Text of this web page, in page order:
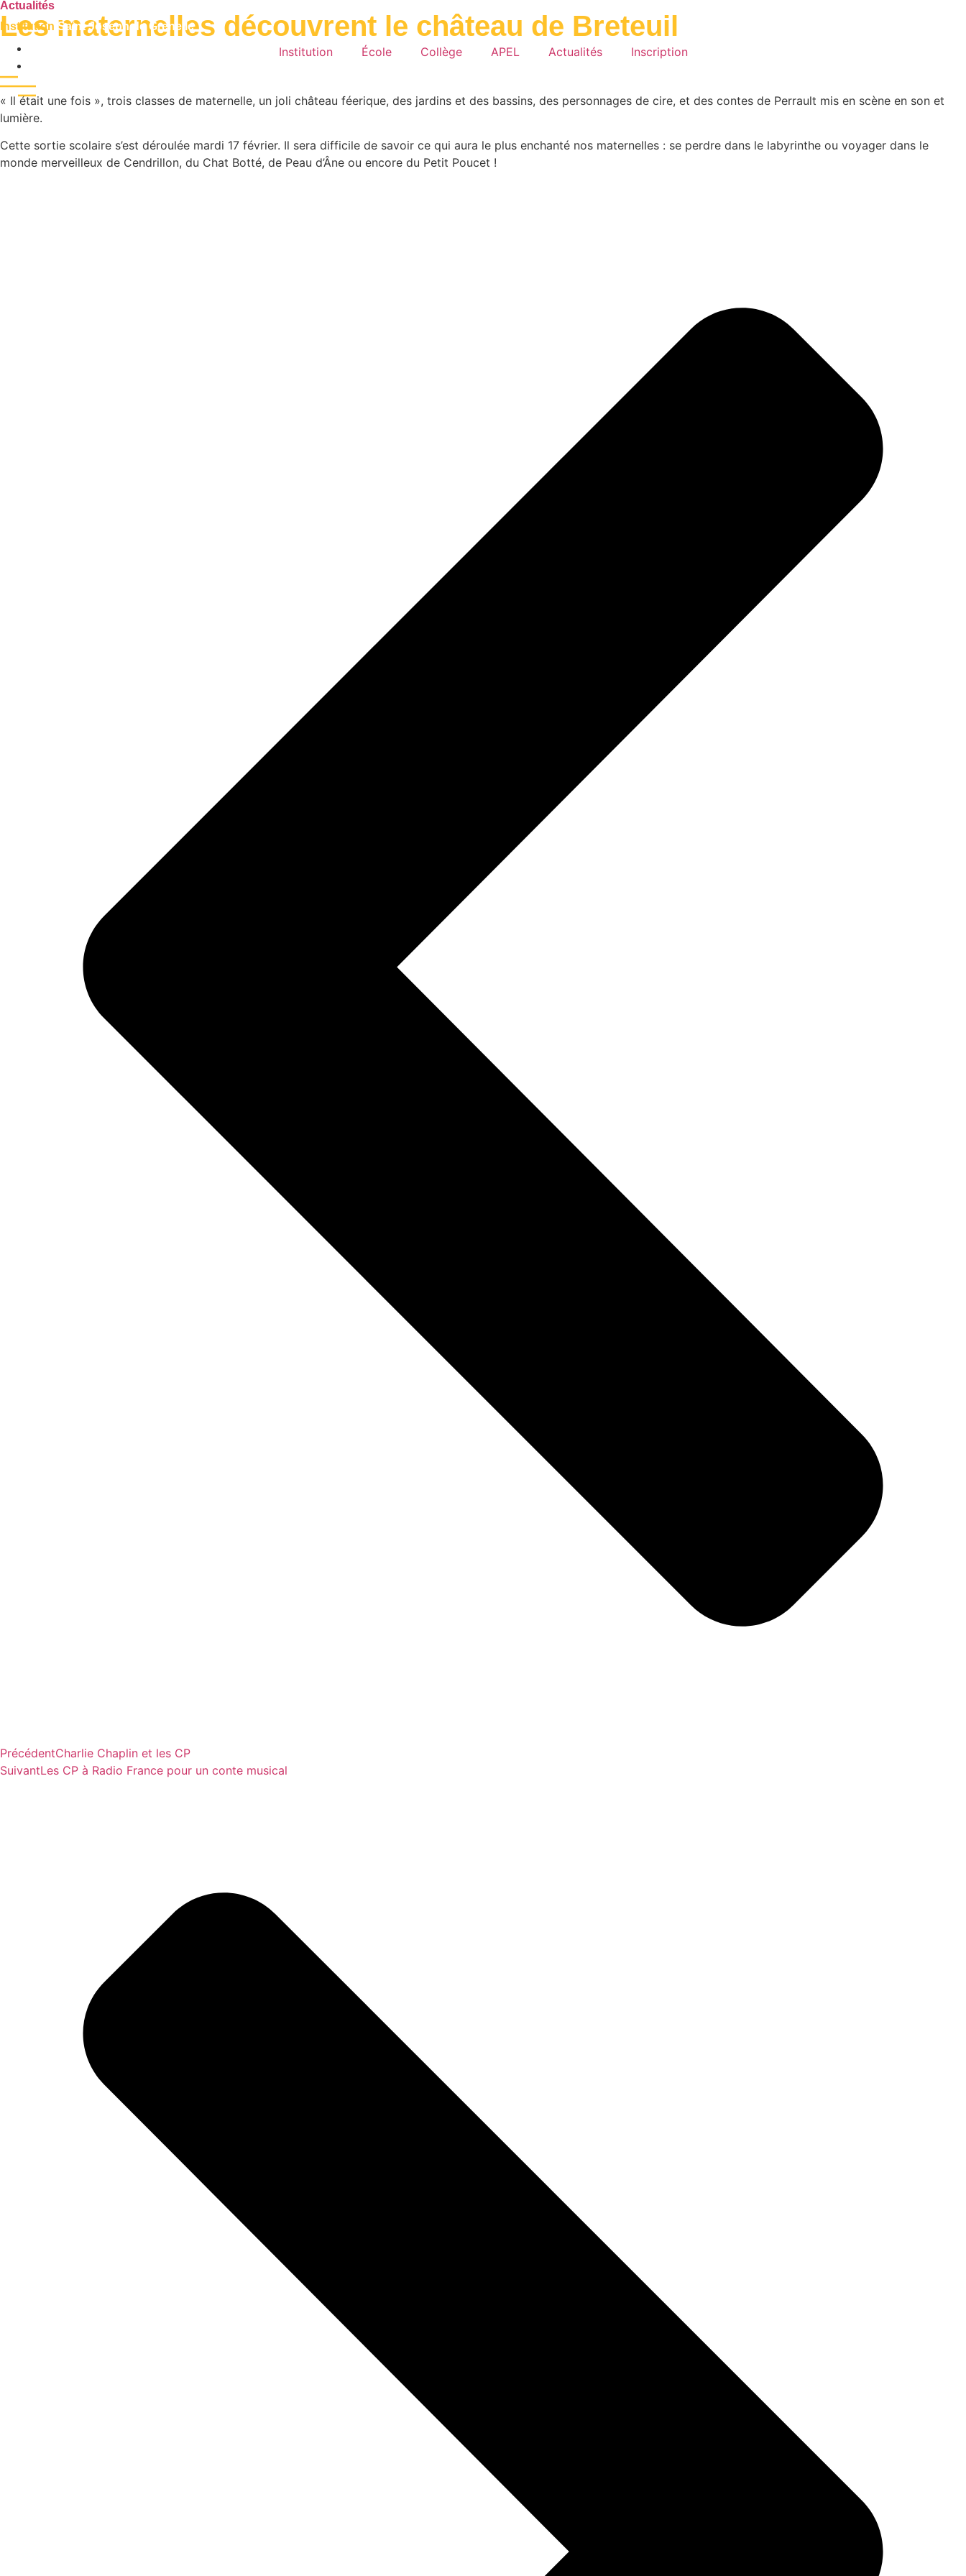
Institution Saint Joseph de Grenelle
Institution École Collège APEL Actualités Inscription
Actualités
Les maternelles découvrent le château de Breteuil
« Il était une fois », trois classes de maternelle, un joli château féerique, des jardins et des bassins, des personnages de cire, et des contes de Perrault mis en scène en son et
lumière.
Cette sortie scolaire s’est déroulée mardi 17 février. Il sera difficile de savoir ce qui aura le plus enchanté nos maternelles : se perdre dans le labyrinthe ou voyager dans le
monde merveilleux de Cendrillon, du Chat Botté, de Peau d’Âne ou encore du Petit Poucet !
PrécédentCharlie Chaplin et les CP
SuivantLes CP à Radio France pour un conte musical